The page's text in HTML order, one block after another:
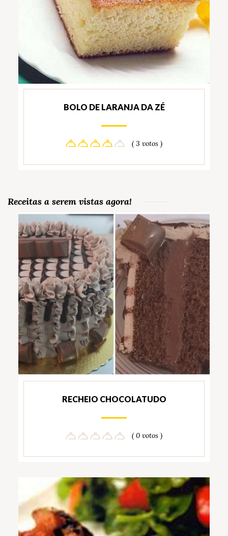
BOLO DE LARANJA DA ZÉ
( 3 votos )
Receitas a serem vistas agora!
RECHEIO CHOCOLATUDO
( 0 votos )